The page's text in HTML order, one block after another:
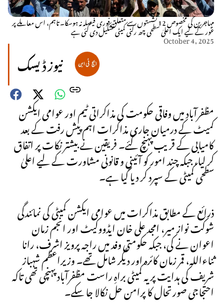
مہاجرین کی مخصوص 12 نشستوں سے متعلق فوری فیصلہ نہ ہوسکا۔ تاہم، اس معاملے پر
غور کے لیے ایک اعلیٰ سطحی چھ رکنی کمیٹی تشکیل دی گئی ہے
October 4, 2025
نیوز ڈیسک
مظفرآباد میں وفاقی حکومت کی مذاکراتی ٹیم اور عوامی ایکشن
کمیٹ کے درمیان جاری مذاکرات اہم پیش رفت کے بعد
کامیابی کے قریب پہنچ گئے۔ فریقین نے بیشتر نکات پر اتفاق
کر لیا، جبکہ چند امور کو آئینی و قانونی مشاورت کے لیے اعلیٰ
سطحی کمیٹی کے سپرد کر دیا گیا ہے۔
ذرائع کے مطابق مذاکرات میں عوامی ایکشن کمیٹی کی نمائندگی
شوکت نواز میر، امجد علی خان ایڈووکیٹ اور انجم زمان
اعوان نے کی، جبکہ حکومتی وفد میں راجہ پرویز اشرف، رانا
ثناءاللہ، قمر زمان کائرہ اور دیگر شامل تھے۔ وزیراعظم شہباز
شریف کی ہدایت پر یہ کمیٹی براہِ راست مظفرآباد پہنچی تھی تاکہ
احتجاجی صورتحال کا پرامن حل نکالا جا سکے۔